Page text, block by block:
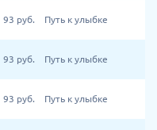
93 руб. Путь к улыбке
93 руб. Путь к улыбке
93 руб. Путь к улыбке